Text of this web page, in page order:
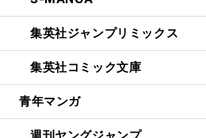
集英社ジャンプリミックス
集英社コミック文庫
青年マンガ